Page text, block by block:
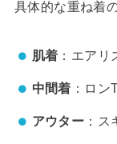
具体的な重ね着
肌着 ：エアリ
中間着 ：ロン
アウター ：